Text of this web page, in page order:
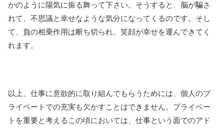
かのように陽気に振る舞って下さい。そうすると、脳が騙さ
れて、不思議と幸せなような気分になってくるのです。そし
て、負の相乗作用は断ち切られ、笑顔が幸せを運んできてく
れます。
以上、仕事に意欲的に取り組んでもらうためには、個人のプ
ライベートでの充実も欠かすことはできません。プライベー
トを重要と考えるこの頃においては、仕事という面でのアド